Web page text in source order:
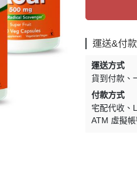
運送&付款
運送方式
貨到付款
付款方式
宅配代收
ATM 虛擬